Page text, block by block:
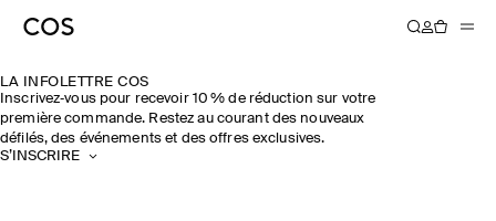
LA INFOLETTRE COS
Inscrivez‑vous pour recevoir 10 % de réduction sur votre
première commande. Restez au courant des nouveaux
défilés, des événements et des offres exclusives.
S’INSCRIRE